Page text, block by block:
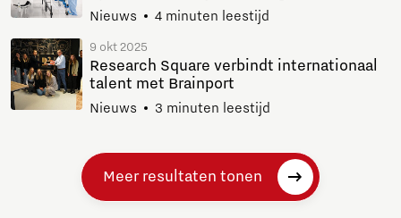
Nieuws 4 minuten leestijd
9 okt 2025
Research Square verbindt internationaal
talent met Brainport
Nieuws 3 minuten leestijd
Meer resultaten tonen